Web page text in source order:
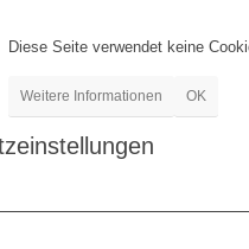
Diese Seite verwendet keine
Weitere Informationen OK